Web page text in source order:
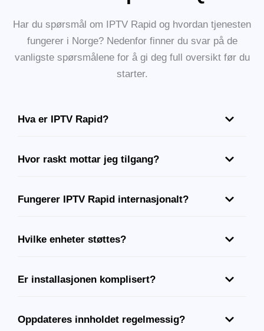
Har du spørsmål om IPTV Rapid og hvordan tjenesten
fungerer i Norge? Nedenfor finner du svar på de
vanligste spørsmålene for å gi deg full oversikt før du
starter.
Hva er IPTV Rapid?
Hvor raskt mottar jeg tilgang?
Fungerer IPTV Rapid internasjonalt?
Hvilke enheter støttes?
Er installasjonen komplisert?
Oppdateres innholdet regelmessig?